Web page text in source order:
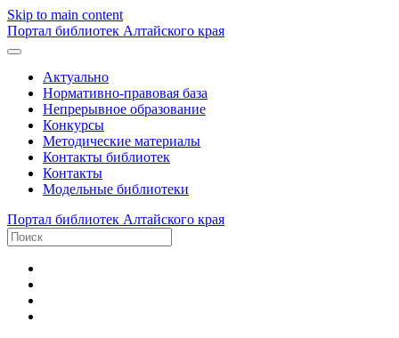
Skip to main content
Портал библиотек Алтайского края
Актуально
Нормативно-правовая база
Непрерывное образование
Конкурсы
Методические материалы
Контакты библиотек
Контакты
Модельные библиотеки
Портал библиотек Алтайского края